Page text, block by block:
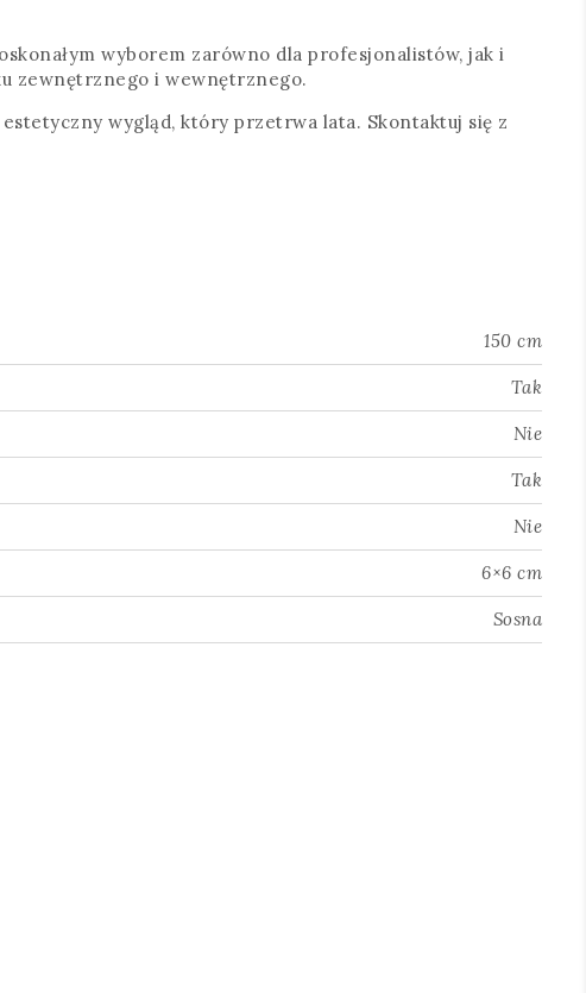
wyborem zarówno dla profesjonalistów, jak i
zewnętrznego i wewnętrznego.
wygląd, który przetrwa lata. Skontaktuj się z
150 cm
Tak
Nie
Tak
Nie
6×6 cm
Sosna